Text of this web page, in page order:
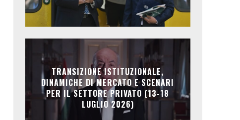
TRANSIZIONE ISTITUZIONALE,
DINAMICHE DI MERCATO E SCENARI
PER IL SETTORE PRIVATO (13-18
LUGLIO 2026)